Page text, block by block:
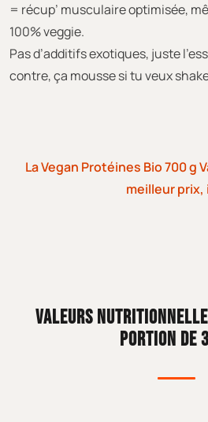
= récup’ musculaire optimisée,
100% veggie.
Pas d’additifs exotiques, juste
contre, ça mousse si tu veux
La Vegan Protéines Bio 700 g
meilleur prix,
VALEURS
PORTION DE